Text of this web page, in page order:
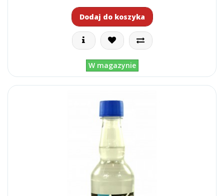
Dodaj do koszyka
W magazynie